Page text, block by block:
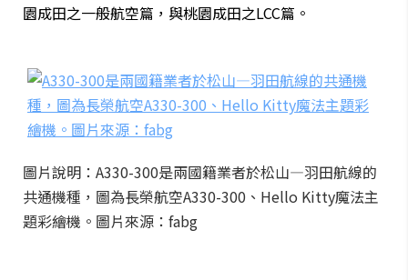
園成田之一般航空篇，與桃園成田之LCC篇。
圖片說明：A330-300是兩國籍業者於松山—羽田航線的
共通機種，圖為長榮航空A330-300、Hello Kitty魔法主
題彩繪機。圖片來源：fabg